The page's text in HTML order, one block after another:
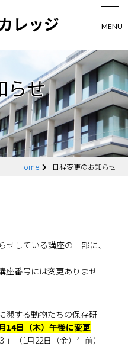
MENU
レッジ
らせ
Home 日程変更のお知らせ
している講座の一部に、
座番号には変更ありませ
する動物たちの保存研
14日（木）午後に変更
（1月22日（金）午前）